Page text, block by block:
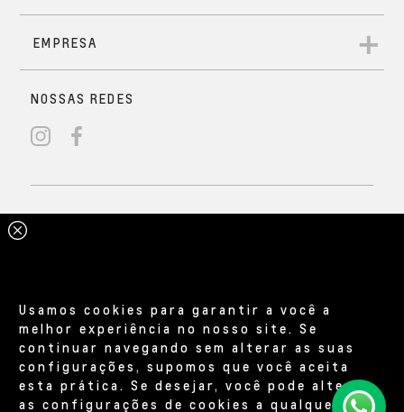
Usamos cookies para garantir a você a
melhor experiência no nosso site. Se
continuar navegando sem alterar as suas
configurações, supomos que você aceita
esta prática. Se desejar, você pode alterar
as configurações de cookies a qualquer